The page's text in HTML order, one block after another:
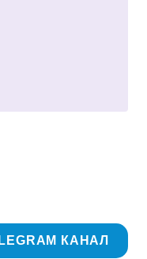
КАНАЛ